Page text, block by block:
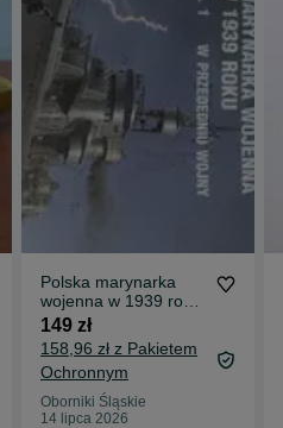
Polska marynarka
wojenna w 1939 roku
Część 1 W
przededniu wojny
cz1.
149 zł
158,96 zł z Pakietem
Ochronnym
Oborniki Śląskie
14 lipca 2026